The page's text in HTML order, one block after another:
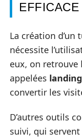
EFFICACE
La création d’un
nécessite
eux, on retrouve
appelées
convertir les
D’autres outils
suivi, qui